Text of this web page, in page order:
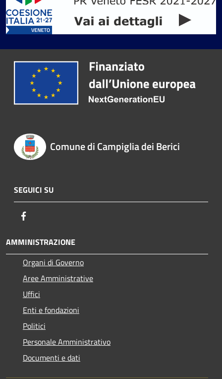
Comune di Campiglia dei Berici
SEGUICI SU
AMMINISTRAZIONE
Organi di Governo
Aree Amministrative
Uffici
Enti e fondazioni
Politici
Personale Amministrativo
Documenti e dati